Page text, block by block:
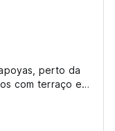
perto da
com terraço e
from